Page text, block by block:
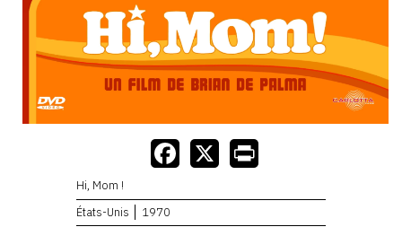
Hi, Mom !
États-Unis
1970